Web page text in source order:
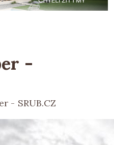
-
- SRUB.CZ